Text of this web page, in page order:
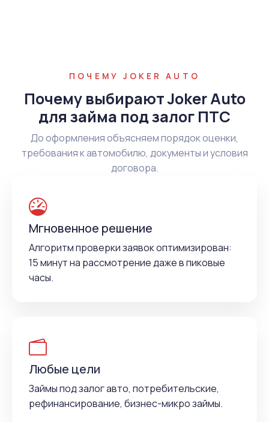
ПОЧЕМУ JOKER AUTO
Почему выбирают Joker Auto
для займа под залог ПТС
До оформления объясняем порядок оценки,
требования к автомобилю, документы и условия
договора.
Мгновенное решение
Алгоритм проверки заявок оптимизирован:
15 минут на рассмотрение даже в пиковые
часы.
Любые цели
Займы под залог авто, потребительские,
рефинансирование, бизнес-микро займы.